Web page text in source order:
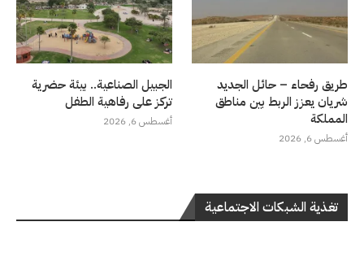
طريق رفحاء – حائل الجديد
شريان يعزز الربط بين مناطق
المملكة
أغسطس 6, 2026
الجبيل الصناعية.. بيئة حضرية
تركز على رفاهية الطفل
أغسطس 6, 2026
تغذية الشبكات الاجتماعية